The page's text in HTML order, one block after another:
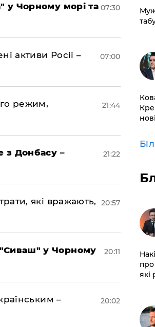
у Чорному морі та 07:30
активи Росії –
07:00
режим,
21:44
з Донбасу –
21:22
які вражають,
20:57
у Чорному
20:11
–
20:02
про
які